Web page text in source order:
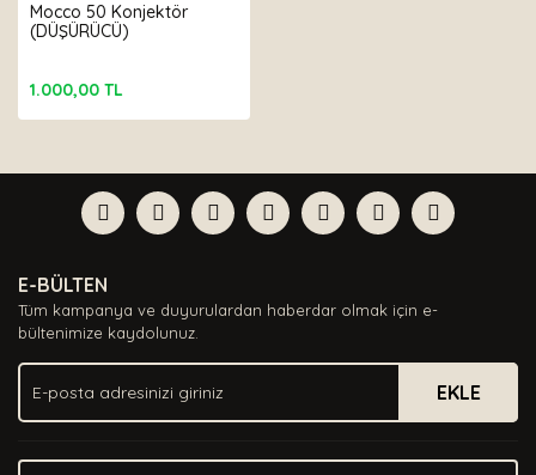
Mocco 50 Konjektör
(DÜŞÜRÜCÜ)
1.000,00 TL
E-BÜLTEN
Tüm kampanya ve duyurulardan haberdar olmak için e-
bültenimize kaydolunuz.
EKLE